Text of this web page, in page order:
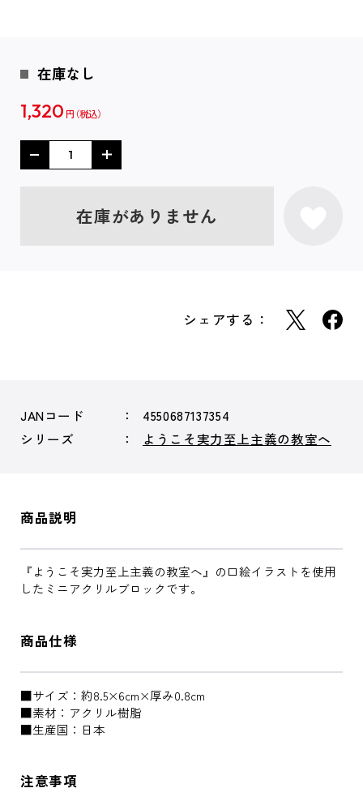
在庫なし
1,320 円
在庫がありません
シェアする：
JANコード
4550687137354
シリーズ
ようこそ実力至上主義の教室へ
商品説明
『ようこそ実力至上主義の教室へ』の口絵イラストを使用
したミニアクリルブロックです。
商品仕様
■サイズ：約8.5×6cm×厚み0.8cm
■素材：アクリル樹脂
■生産国：日本
注意事項